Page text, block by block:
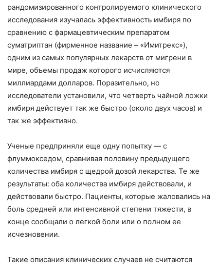
рандомизированного контролируемого клинического
исследования изучалась эффективность имбиря по
сравнению с фармацевтическим препаратом
суматриптан (фирменное название – «Имитрекс»),
одним из самых популярных лекарств от мигрени в
мире, объемы продаж которого исчисляются
миллиардами долларов. Поразительно, но
исследователи установили, что четверть чайной ложки
имбиря действует так же быстро (около двух часов) и
так же эффективно.
Ученые предприняли еще одну попытку — с
флуммокседом, сравнивая половину предыдущего
количества имбиря с щедрой дозой лекарства. Те же
результаты: оба количества имбиря действовали, и
действовали быстро. Пациенты, которые жаловались на
боль средней или интенсивной степени тяжести, в
конце сообщали о легкой боли или о полном ее
исчезновении.
Такие описания клинических случаев не считаются